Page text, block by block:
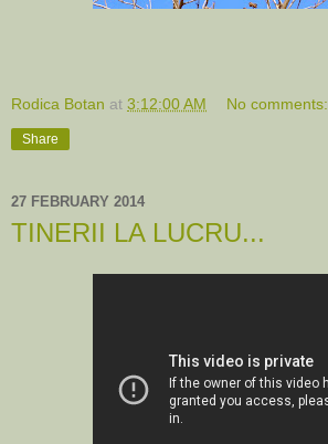
Rodica Botan at 3:12:00 AM No comments:
Share
27 FEBRUARY 2014
TINERII LA LUCRU...